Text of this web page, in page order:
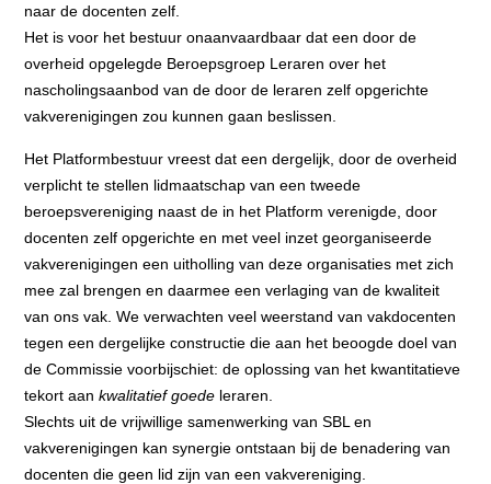
naar de docenten zelf.
Het is voor het bestuur onaanvaardbaar dat een door de
overheid opgelegde Beroepsgroep Leraren over het
nascholingsaanbod van de door de leraren zelf opgerichte
vakverenigingen zou kunnen gaan beslissen.
Het Platformbestuur vreest dat een dergelijk, door de overheid
verplicht te stellen lidmaatschap van een tweede
beroepsvereniging naast de in het Platform verenigde, door
docenten zelf opgerichte en met veel inzet georganiseerde
vakverenigingen een uitholling van deze organisaties met zich
mee zal brengen en daarmee een verlaging van de kwaliteit
van ons vak. We verwachten veel weerstand van vakdocenten
tegen een dergelijke constructie die aan het beoogde doel van
de Commissie voorbijschiet: de oplossing van het kwantitatieve
tekort aankwalitatief goede leraren.
Slechts uit de vrijwillige samenwerking van SBL en
vakverenigingen kan synergie ontstaan bij de benadering van
docenten die geen lid zijn van een vakvereniging.